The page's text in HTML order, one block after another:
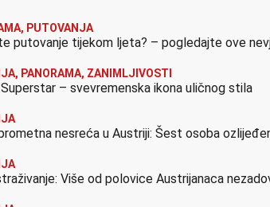
, PUTOVANJA
putovanje tijekom ljeta? – pogledajte ove
, PANORAMA, ZANIMLJIVOSTI
– svevremenska ikona uličnog stila
nesreća u Austriji: Šest osoba
Više od polovice Austrijanaca